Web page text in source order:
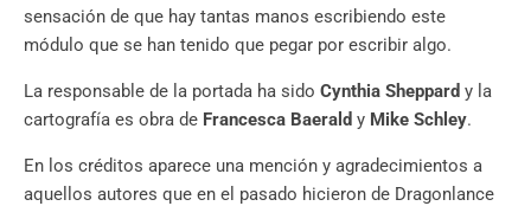
sensación de que hay tantas manos escribiendo este
módulo que se han tenido que pegar por escribir algo.
La responsable de la portada ha sido Cynthia Sheppard y la
cartografía es obra de Francesca Baerald y Mike Schley.
En los créditos aparece una mención y agradecimientos a
aquellos autores que en el pasado hicieron de Dragonlance